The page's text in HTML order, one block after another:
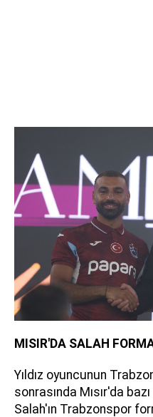
MISIR'DA SALAH
Yıldız oyuncunun
sonrasında Mısır'da
Salah'ın Trabzonspor